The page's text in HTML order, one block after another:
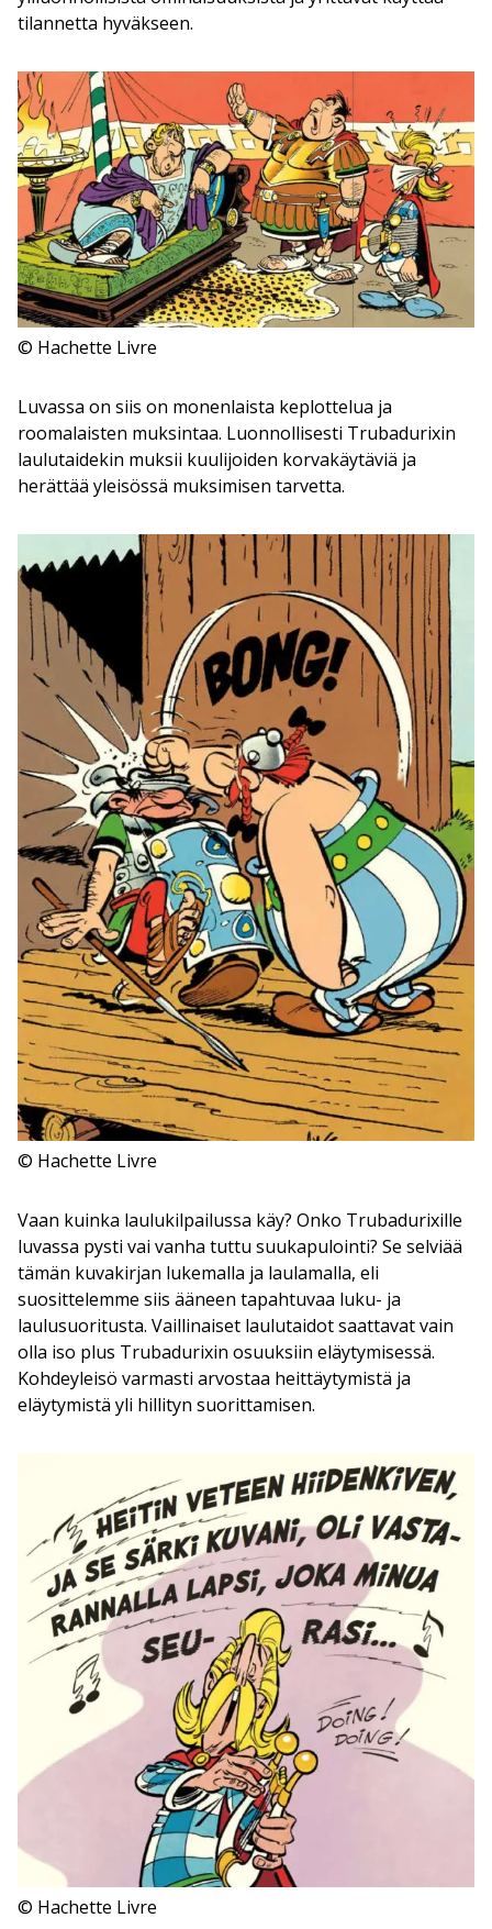
tilannetta hyväkseen.
© Hachette Livre
Luvassa on siis on monenlaista keplottelua ja
roomalaisten muksintaa. Luonnollisesti Trubadurixin
laulutaidekin muksii kuulijoiden korvakäytäviä ja
herättää yleisössä muksimisen tarvetta.
© Hachette Livre
Vaan kuinka laulukilpailussa käy? Onko Trubadurixille
luvassa pysti vai vanha tuttu suukapulointi? Se selviää
tämän kuvakirjan lukemalla ja laulamalla, eli
suosittelemme siis ääneen tapahtuvaa luku- ja
laulusuoritusta. Vaillinaiset laulutaidot saattavat vain
olla iso plus Trubadurixin osuuksiin eläytymisessä.
Kohdeyleisö varmasti arvostaa heittäytymistä ja
eläytymistä yli hillityn suorittamisen.
© Hachette Livre